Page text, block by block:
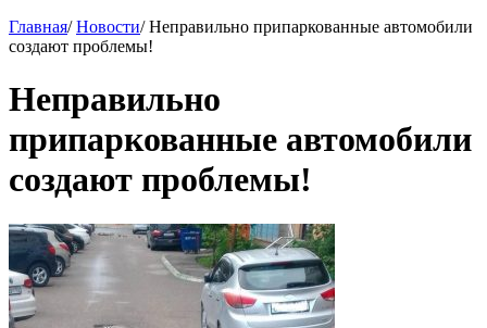
Главная/ Новости/ Неправильно припаркованные автомобили
создают проблемы!
Неправильно
припаркованные автомобили
создают проблемы!